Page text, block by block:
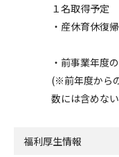
１名取得予定
・産休育休復
・前事業年度
(※前年度から
数には含めな
福利厚生情報